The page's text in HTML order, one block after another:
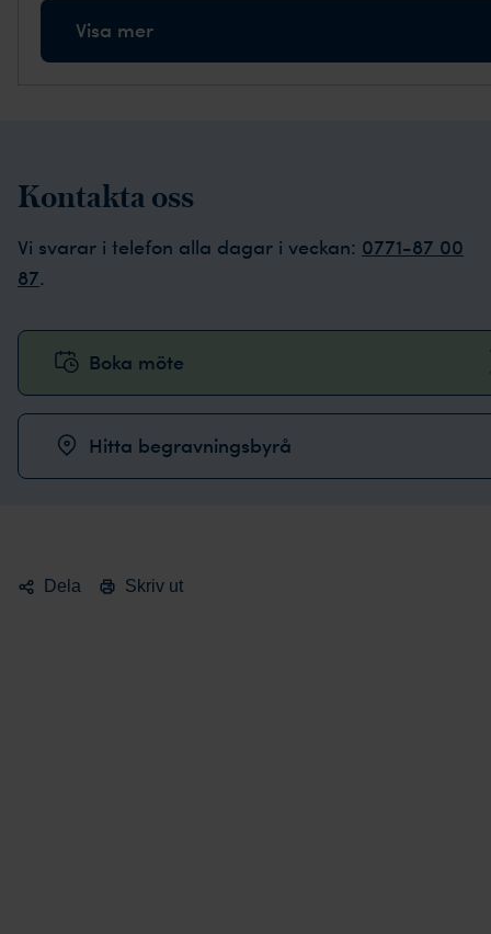
Visa mer
Kontakta oss
Vi svarar i telefon alla dagar i veckan: 0771-87 00
87.
Boka möte
Hitta begravningsbyrå
Dela Skriv ut